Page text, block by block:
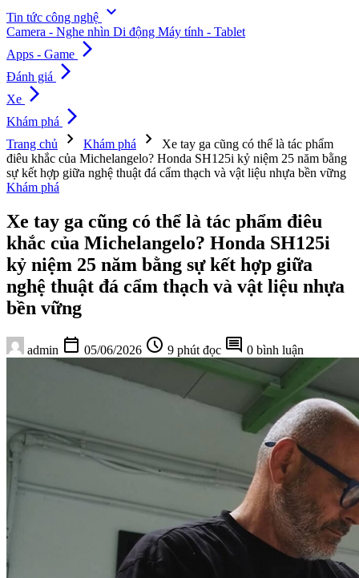
Tin tức công nghệ expand_more
Camera - Nghe nhìn Di động Máy tính - Tablet
Apps - Game arrow_forward_ios
Đánh giá arrow_forward_ios
Xe arrow_forward_ios
Khám phá arrow_forward_ios
Trang chủ chevron_right Khám phá chevron_right
Xe tay ga cũng có thể là tác phẩm
điêu khắc của Michelangelo? Honda SH125i kỷ niệm 25 năm bằng
sự kết hợp giữa nghệ thuật đá cẩm thạch và vật liệu nhựa bền vững
Khám phá
Xe tay ga cũng có thể là tác phẩm điêu
khắc của Michelangelo? Honda SH125i
kỷ niệm 25 năm bằng sự kết hợp giữa
nghệ thuật đá cẩm thạch và vật liệu nhựa
bền vững
admin calendar_today 05/06/2026 schedule 9 phút đọc comment 0 bình luận